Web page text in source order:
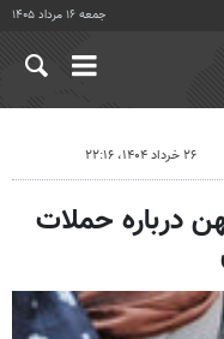
جمعه ۱۶ مرداد ۱۴۰۵
۲۶ خرداد ۱۴۰۴، ۲۲:۱۶
درباره حملات